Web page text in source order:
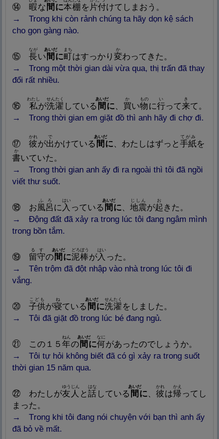
⑭ 暇な 間
Nghĩa: Khoảng, ở giữa, bên
に本棚 を 片付けてしまおう。
→ Trong khi còn rảnh chúng ta hãy dọn kệ sách
cho gọn gàng nào.
⑮ 長
TRƯỜNG, TRƯỞNG,
TRƯỚNG
なが
い 間
Nghĩa: Khoảng, ở giữa, bên
あいだ
に町
まち
はすっかり 変
か
わってきた。
→ Trong một thời gian dài vừa qua, thị trấn đã thay
đổi rất nhiều.
⑯ 私
わたし
が洗濯
せんたく
している 間
trong (không gian)
あいだ
に、 買
か
い物
もの
に行
HÀNH, HẠNH, HÀNG,
HẠNG
い
って来
き
て。
→ Trong thời gian em giặt đồ thì anh hãy đi chợ đi.
⑰ 彼
Nghĩa: Bên kia, kẻ khác, đối
かれ
が出
で
かけている 間
あいだ
に、わたしはずっと 手紙
てがみ
を
書
か
いていた。
→ Trong thời gian anh ấy đi ra ngoài thì tôi đã ngồi
viết thư suốt.
⑱ お風呂
ふろ
に入
はい
っている 間
あいだ
に、 地震
じしん
が起
お
きた。
→ Động đất đã xảy ra trong lúc tôi đang ngâm mình
trong bồn tắm.
⑲ 留守
るす
の 間
あいだ
に泥棒
どろぼう
が入
はい
った。
→ Tên trộm đã đột nhập vào nhà trong lúc tôi đi
vắng.
⑳ 子供
こども
が寝
ね
ている 間
あいだ
に洗濯
せんたく
をしました。
→ Tôi đã giặt đồ trong lúc bé đang ngủ.
㉑ この１５ 年
ねん
の 間
Nghĩa: Khoảng, ở giữa, bên
あいだ
に何
なに
があったのでしょうか。
→ Tôi tự hỏi không biết đã có gì xảy ra trong suốt
thời gian 15 năm qua.
㉒ わたしが友 人
ゆうじん
と 話
はな
している 間
Nghĩa: Khoảng, ở giữa, bên
あいだ
に、 彼
Nghĩa: Bên kia, kẻ khác, đối
かれ
は帰
かえ
ってし
まった。
→ Trong khi tôi đang nói chuyện với bạn thì anh ấy
đã bỏ về mất.